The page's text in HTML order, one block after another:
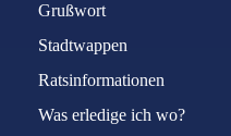
Grußwort
Stadtwappen
Ratsinformationen
Was erledige ich wo?